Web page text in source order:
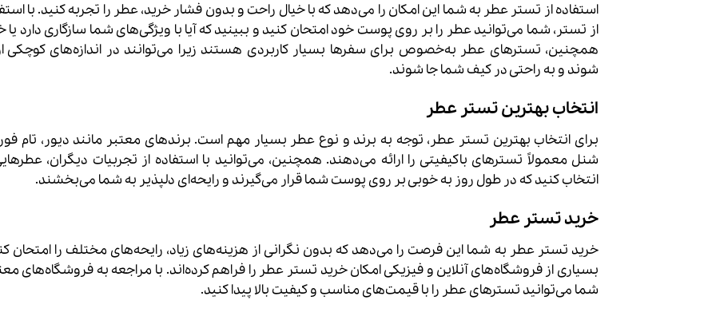
استفاده از تستر عطر به شما این امکان را می‌دهد که با خیال راحت و بدون فشار خرید، عطر را تجربه کنید. با
از تستر، شما می‌توانید عطر را بر روی پوست خود امتحان کنید و ببینید که آیا با ویژگی‌های شما سازگاری دارد یا
همچنین، تسترهای عطر به‌خصوص برای سفرها بسیار کاربردی هستند زیرا می‌توانند در اندازه‌های کوچکی
شوند و به راحتی در کیف شما جا شوند.
انتخاب بهترین تستر عطر
برای انتخاب بهترین تستر عطر، توجه به برند و نوع عطر بسیار مهم است. برندهای معتبر مانند دیور، تام
شنل معمولاً تسترهای باکیفیتی را ارائه می‌دهند. همچنین، می‌توانید با استفاده از تجربیات دیگران،
انتخاب کنید که در طول روز به خوبی بر روی پوست شما قرار می‌گیرند و رایحه‌ای دلپذیر به شما می‌بخشند.
خرید تستر عطر
خرید تستر عطر به شما این فرصت را می‌دهد که بدون نگرانی از هزینه‌های زیاد، رایحه‌های مختلف را امتحان
بسیاری از فروشگاه‌های آنلاین و فیزیکی امکان خرید تستر عطر را فراهم کرده‌اند. با مراجعه به فروشگاه‌های
شما می‌توانید تسترهای عطر را با قیمت‌های مناسب و کیفیت بالا پیدا کنید.